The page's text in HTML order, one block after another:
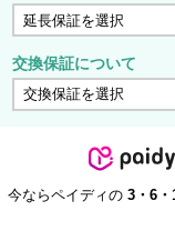
交換保証について
今ならペイディの 3・6